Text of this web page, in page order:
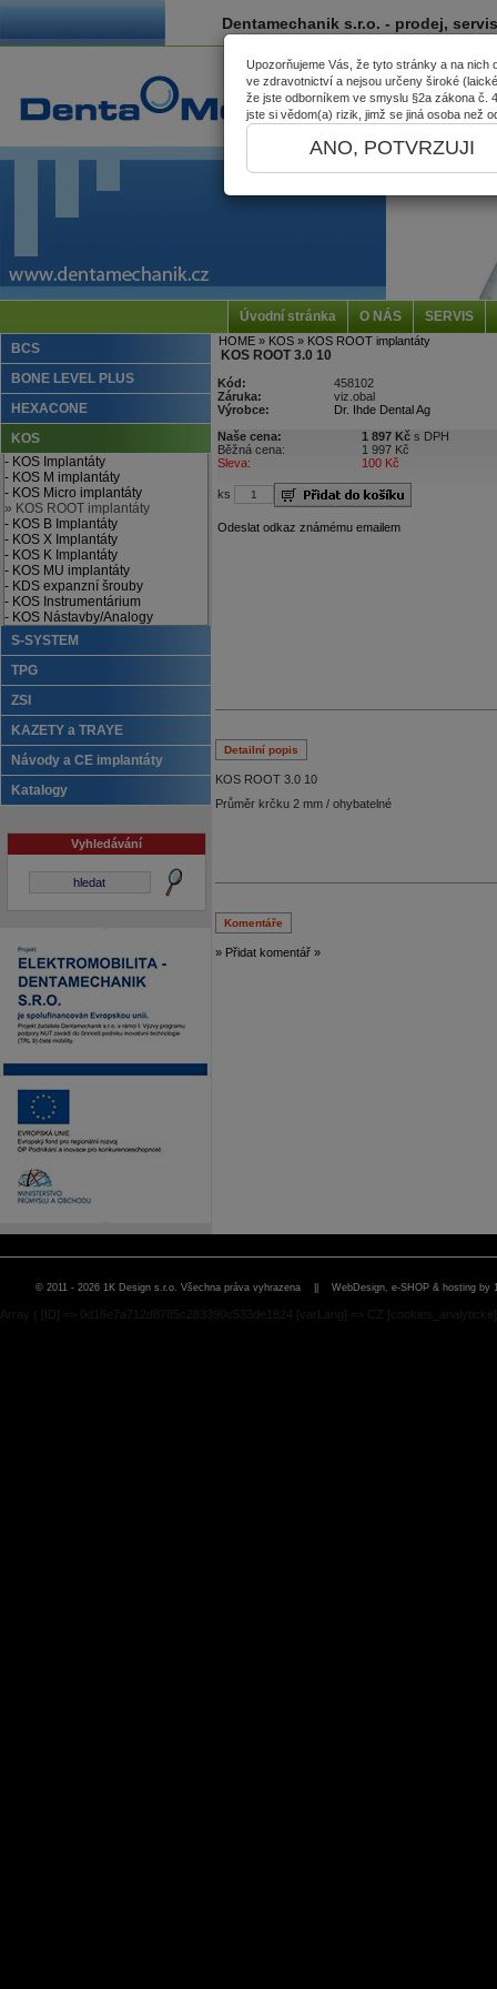
Dentamechanik s.r.o. - prodej,
Úvodní stránka O NÁS SERVIS
BCS
BONE LEVEL PLUS
HEXACONE
KOS
- KOS Implantáty
- KOS M implantáty
- KOS Micro implantáty
» KOS ROOT implantáty
- KOS B Implantáty
- KOS X Implantáty
- KOS K Implantáty
- KOS MU implantáty
- KDS expanzní šrouby
- KOS Instrumentárium
- KOS Nástavby/Analogy
S-SYSTEM
TPG
ZSI
KAZETY a TRAYE
Návody a CE implantáty
Katalogy
Vyhledávání
HOME » KOS » KOS ROOT implantáty
KOS ROOT 3.0 10
Kód:
458102
Záruka:
viz.obal
Výrobce:
Dr. Ihde Dental Ag
Naše cena:
1 897 Kč s DPH
Běžná cena:
1 997 Kč
Sleva:
100 Kč
ks
Odeslat odkaz známému emailem
Detailní popis
KOS ROOT 3.0 10
Průměr krčku 2 mm / ohybatelné
Komentáře
» Přidat komentář »
© 2011 - 2026 1K Design s.r.o. Všechna práva vyhrazena || WebDesign, e-SHOP & hosting by
Array ( [ID] => 0d16e7a712d8785c283390c533de1824 [varLang] => CZ
Upozorňujeme Vás, že tyto stránky a na
ve zdravotnictví a nejsou určeny široké
že jste odborníkem ve smyslu §2a zákona č.
jste si vědom(a) rizik, jimž se jiná osoba než
ANO, POTVRZUJI